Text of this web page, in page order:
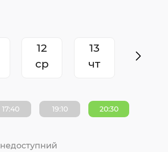
12
ср
13
чт
17:40 19:10 20:30
недоступний